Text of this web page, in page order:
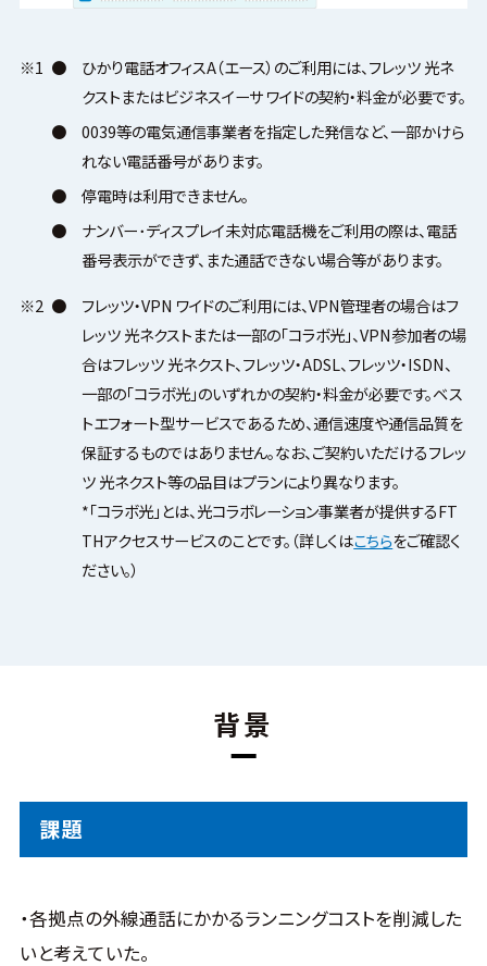
※1 ●
ひかり電話オフィスA（エース）のご利用には、フレッツ 光ネ
クストまたはビジネスイーサ ワイドの契約・料金が必要です。
●
0039等の電気通信事業者を指定した発信など、一部かけら
れない電話番号があります。
●
停電時は利用できません。
●
ナンバー･ディスプレイ未対応電話機をご利用の際は、電話
番号表示ができず、また通話できない場合等があります。
※2 ●
フレッツ・VPN ワイドのご利用には、VPN管理者の場合はフ
レッツ 光ネクストまたは一部の「コラボ光」、VPN参加者の場
合はフレッツ 光ネクスト、フレッツ・ADSL、フレッツ・ISDN、
一部の「コラボ光」のいずれかの契約・料金が必要です。ベス
トエフォート型サービスであるため、通信速度や通信品質を
保証するものではありません。なお、ご契約いただけるフレッ
ツ 光ネクスト等の品目はプランにより異なります。
*「コラボ光」とは、光コラボレーション事業者が提供するFT
THアクセスサービスのことです。（詳しくはこちらをご確認く
ださい。）
背景
課題
・各拠点の外線通話にかかるランニングコストを削減した
いと考えていた。